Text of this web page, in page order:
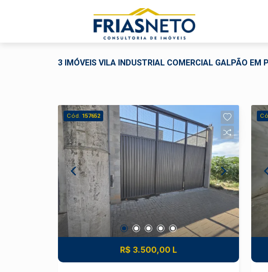
3 IMÓVEIS VILA INDUSTRIAL COMERCIAL GALPÃO EM
Cód. 157652
R$ 3.500,00 L